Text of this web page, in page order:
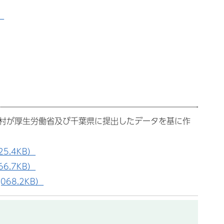
厚生労働省及び千葉県に提出したデータを基に作
）
）
）